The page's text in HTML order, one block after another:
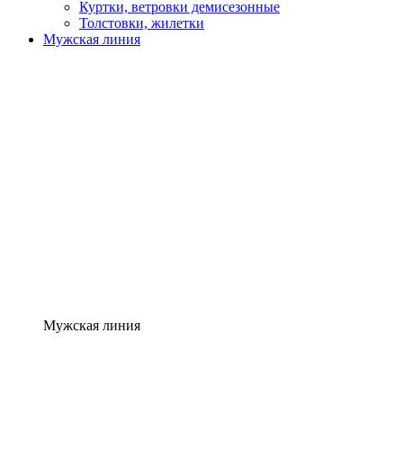
Куртки, ветровки демисезонные
Толстовки, жилетки
Мужская линия
Мужская линия